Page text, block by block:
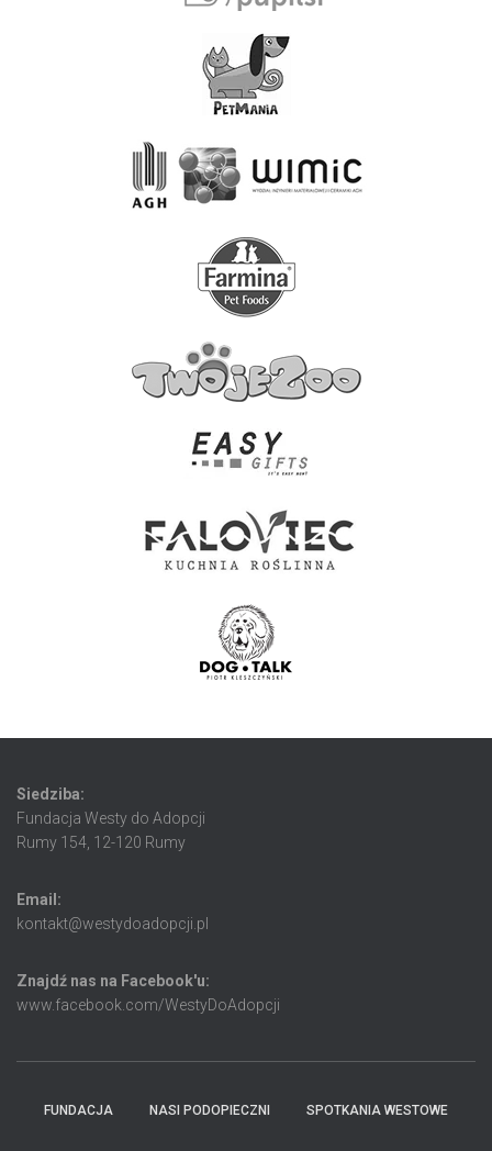
Siedziba:
Fundacja Westy do Adopcji
Rumy 154, 12-120 Rumy
Email:
kontakt@westydoadopcji.pl
Znajdź nas na Facebook'u:
www.facebook.com/WestyDoAdopcji
FUNDACJA NASI PODOPIECZNI SPOTKANIA WESTOWE